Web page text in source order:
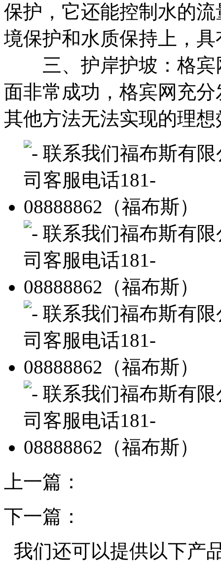
保护，它还能控制水的
境保护和水质保持上，
三、护岸护坡：格宾
面非常成功，格宾网充
其他方法无法实现的理想
上一篇：
下一篇：
我们还可以提供以下产